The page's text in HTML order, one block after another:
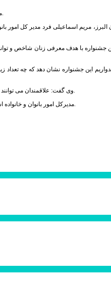
مدیر کل امور بانوان و خانواده استانداری البرز از آغاز به کار دومین دوره جشنواره البرز بانو با هدف شناسایی بانوان موفق، خبر داد.
مریم اسماعیلی فرد مدیر کل امور
جشنواره با هدف معرفی زنان شاخص و
این جشنواره نشان دهد که چه تعداد
وی گفت: علاقمندان می توانند در محورهای اعلام شده جشنواره فیلم کوتاه بسازند و زنان الگویی را که قابلیت معرفی در قالب رسانه را دارد به مردم بشناسانند.
مدیر‌کل امور بانوان و خانواده استانداری البرز، افزود: جوایز بسیار ارزشمندی در دومین دوره جشنواره فیلم البرز در نظرگرفته شده و از منتخبان تجلیل می ‌شود.